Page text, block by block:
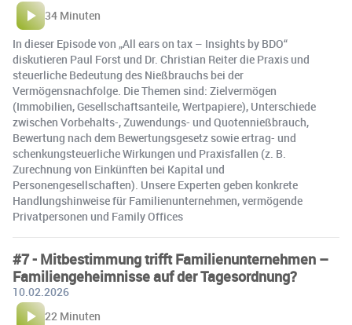
34 Minuten
In dieser Episode von „All ears on tax – Insights by BDO“
diskutieren Paul Forst und Dr. Christian Reiter die Praxis und
steuerliche Bedeutung des Nießbrauchs bei der
Vermögensnachfolge. Die Themen sind: Zielvermögen
(Immobilien, Gesellschaftsanteile, Wertpapiere), Unterschiede
zwischen Vorbehalts-, Zuwendungs- und Quotennießbrauch,
Bewertung nach dem Bewertungsgesetz sowie ertrag- und
schenkungsteuerliche Wirkungen und Praxisfallen (z. B.
Zurechnung von Einkünften bei Kapital und
Personengesellschaften). Unsere Experten geben konkrete
Handlungshinweise für Familienunternehmen, vermögende
Privatpersonen und Family Offices
#7 - Mitbestimmung trifft Familienunternehmen –
Familiengeheimnisse auf der Tagesordnung?
10.02.2026
22 Minuten